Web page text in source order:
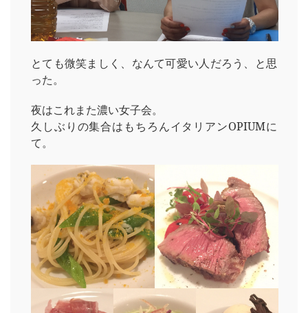
とても微笑ましく、なんて可愛い人だろう、と思
った。
夜はこれまた濃い女子会。
久しぶりの集合はもちろんイタリアンOPIUMに
て。